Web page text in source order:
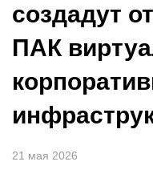
создадут
ПАК
21 мая 2026